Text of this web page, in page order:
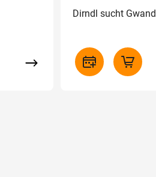
Dirndl sucht Gwand